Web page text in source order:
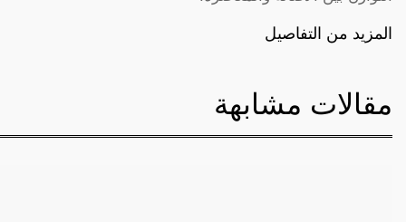
المزيد من التفاصيل
مقالات مشابهة